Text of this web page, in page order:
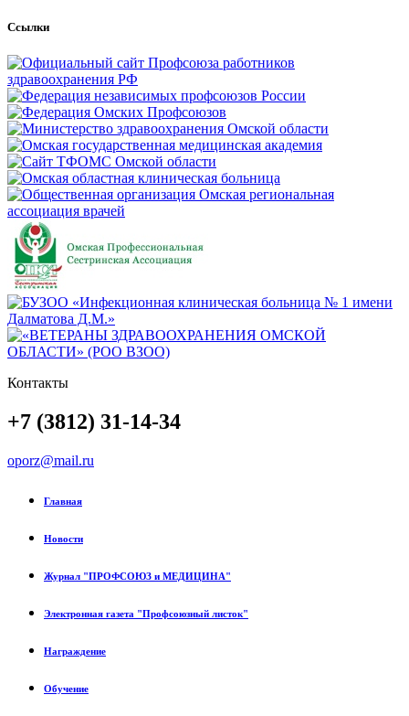
Ссылки
Контакты
+7 (3812) 31-14-34
oporz@mail.ru
Главная
Новости
Журнал "ПРОФСОЮЗ и МЕДИЦИНА"
Электронная газета "Профсоюзный листок"
Награждение
Обучение